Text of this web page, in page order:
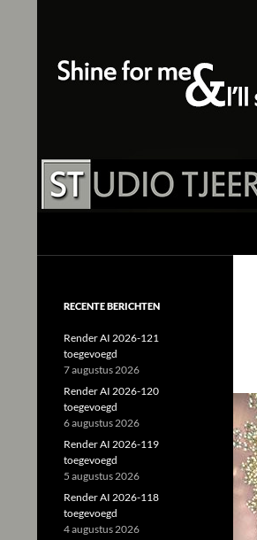
RECENTE BERICHTEN
Render AI 2026-121
toegevoegd
7 augustus 2026
Render AI 2026-120
toegevoegd
6 augustus 2026
Render AI 2026-119
toegevoegd
5 augustus 2026
Render AI 2026-118
toegevoegd
4 augustus 2026